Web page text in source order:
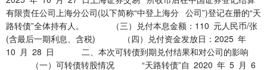
有限责任公司上海分公司(以下简称“中登上海分 公司”)登记在册的“天
路转债”全体持有人。 （三）兑付本息金额：110 元人民币/张
(含最后一期利息、含税) （四）兑付资金发放日：2025 年
10 月 28 日 二、本次可转债到期兑付结果和对公司的影响
（一）可转债转股情况 “天路转债”自 2020 年 5 月 6